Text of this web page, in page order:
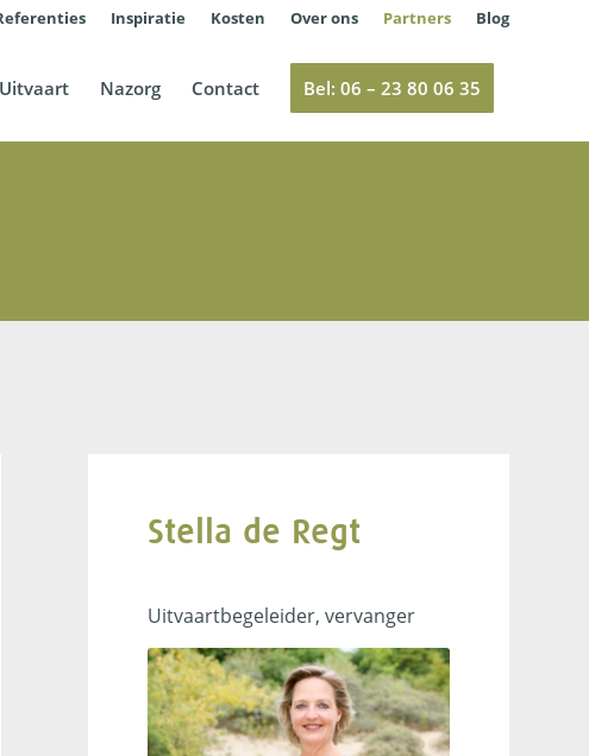
Inspiratie Kosten Over ons Partners Blog
Uitvaart Nazorg Contact Bel: 06 – 23 80 06 35
Stella de Regt
Uitvaartbegeleider, vervanger